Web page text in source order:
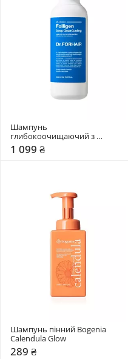
Шампунь
глибокоочищаючий з
ефектом охолодження
Dr.FORHAIR Folligen Deep Clean
1 099 ₴
Шампунь пінний Bogenia
Calendula Glow
289 ₴